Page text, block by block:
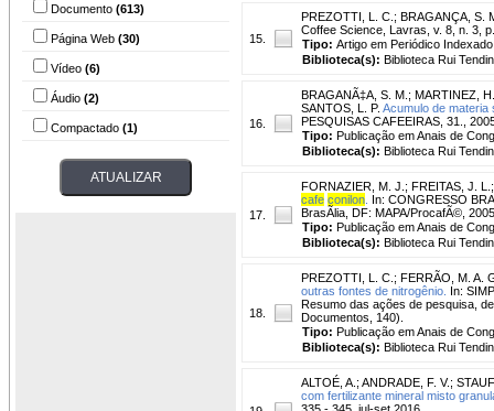
Documento (613)
Página Web (30)
Vídeo (6)
Áudio (2)
Compactado (1)
15.
PREZOTTI, L. C. ; BRAGANÇA, S.
Coffee Science, Lavras, v. 8, n. 3,
Tipo: Artigo em Periódico Indexado
Biblioteca(s): Biblioteca Rui
16.
BRAGANÃ‡A, S. M. ; MARTINEZ,
SANTOS, L. P. Acumulo de
PESQUISAS CAFEEIRAS, 31.,
Tipo: Publicação em Anais de
Biblioteca(s): Biblioteca Rui
17.
FORNAZIER, M. J. ; FREITAS, J. L.
cafe conilon In: CONGRESSO
BrasÃ­lia, DF: MAPA/ProcafÃ©,
Tipo: Publicação em Anais de
Biblioteca(s): Biblioteca Rui
18.
PREZOTTI, L. C. ; FERRÃO, M. A.
outras fontes de nitrogênio. In:
Resumo das ações de pesquisa,
Documentos, 140).
Tipo: Publicação em Anais de
Biblioteca(s): Biblioteca Rui
ALTOÉ, A. ; ANDRADE, F. V.;
com fertilizante mineral misto
335 - 345, jul-set 2016.